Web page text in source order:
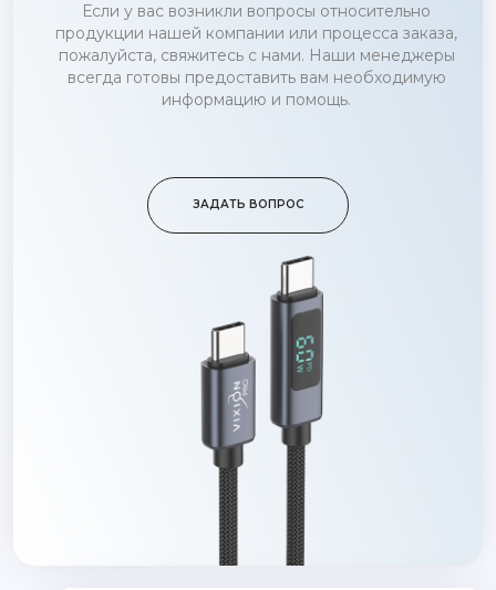
Если у вас возникли вопросы относительно
продукции нашей компании или процесса заказа,
пожалуйста, свяжитесь с нами. Наши менеджеры
всегда готовы предоставить вам необходимую
информацию и помощь.
ЗАДАТЬ ВОПРОС